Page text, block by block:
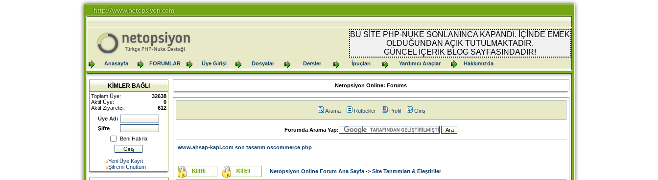
BU SİTE PHP-NUKE SONLANINCA KAPANDI. İÇİNDE EMEK
OLDUĞUNDAN AÇIK TUTULMAKTADIR.
GÜNCEL İÇERİK BLOG SAYFASINDADIR!
Anasayfa FORUMLAR Üye Girişi Dosyalar Dersler İpuçları Yardımcı Araçlar Hakkımızda
KİMLER BAĞLI
Toplam Üye:
32638
Aktif Üye:
0
Aktif Ziyaretçi:
612
Üye Adı
Şifre
Beni Hatırla
Yeni Üye Kayıt
Şifremi Unuttum
Netopsiyon Online: Forums
Arama Rütbeliler Profil Giriş
Forumda Arama Yap:
www.ahsap-kapi.com son tasarım oscommerce php
Netopsiyon Online Forum Ana Sayfa-> Site Tanıtımları & Eleştiriler